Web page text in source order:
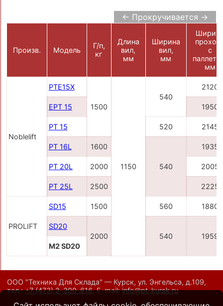
← Прокручивается →
Произв. Модель
Г/п,
кг
Длина
вил,
мм
Ширина
вил,
мм
с
мм
Noblelift
PTE15X
1500
1150
540
2120
EPT 15 1950
PT 15 520 2145
PT 16L 1600
540
1935
PT 20L 2000 2005
PT 25L 2500 2225
PROLIFT
SD15 1500 560 1880
SD20
2000
540
1959
M2 SD20
ООО "Техника Для Склада" — Курск, ул. Энгельса, д.109,
тел.:+7 (473) 2-300-616,E-mail:info@pt-kursk.ru